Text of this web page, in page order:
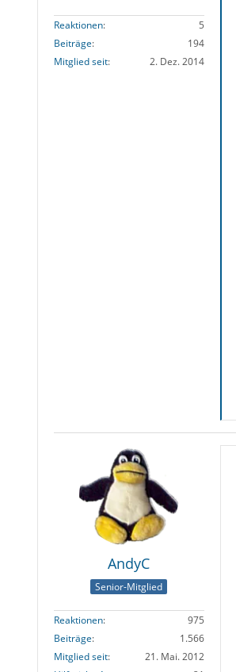
Reaktionen
5
Beiträge
194
Mitglied seit
2. Dez. 2014
AndyC
Senior-Mitglied
Reaktionen
975
Beiträge
1.566
Mitglied seit
21. Mai. 2012